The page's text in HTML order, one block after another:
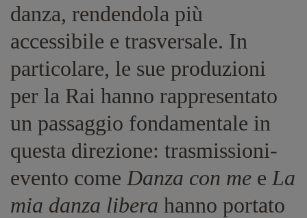
danza, rendendola più
accessibile e trasversale. In
particolare, le sue produzioni
per la Rai hanno rappresentato
un passaggio fondamentale in
questa direzione: trasmissioni-
evento come Danza con me e La
mia danza libera hanno portato